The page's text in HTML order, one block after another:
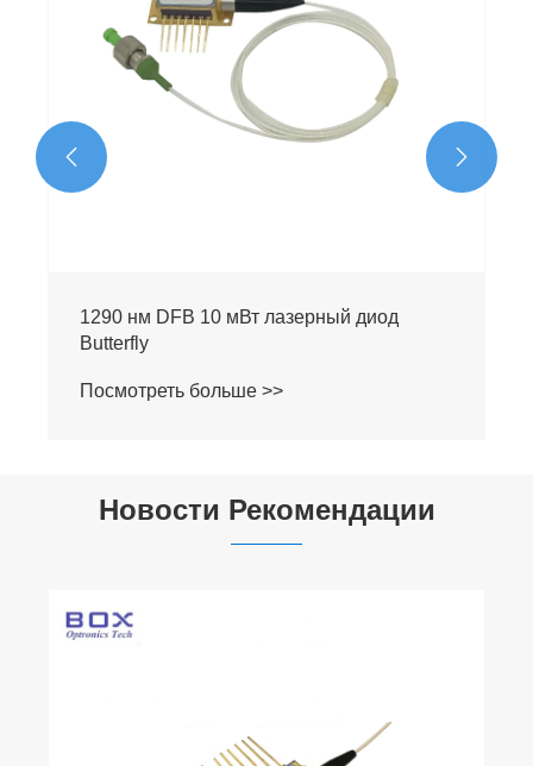
1290 нм DFB 10 мВт лазерный диод
Butterfly
Посмотреть больше >>
 
Новости Рекомендации